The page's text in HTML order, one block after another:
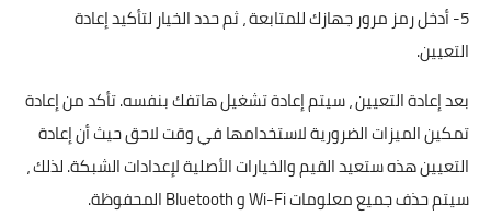
5- أدخل رمز مرور جهازك للمتابعة ، ثم حدد الخيار لتأكيد إعادة
التعيين.
بعد إعادة التعيين ، سيتم إعادة تشغيل هاتفك بنفسه. تأكد من إعادة
تمكين الميزات الضرورية لاستخدامها في وقت لاحق حيث أن إعادة
التعيين هذه ستعيد القيم والخيارات الأصلية لإعدادات الشبكة. لذلك ،
سيتم حذف جميع معلومات Wi-Fi و Bluetooth المحفوظة.